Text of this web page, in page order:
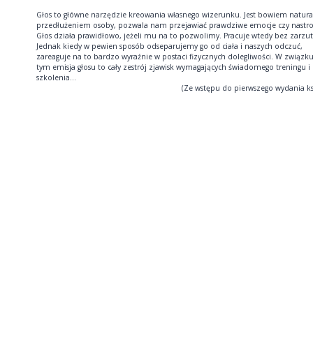
Głos to główne narzędzie kreowania własnego wizerunku. Jest bowiem
przedłużeniem osoby, pozwala nam przejawiać prawdziwe emocje czy
Głos działa prawidłowo, jeżeli mu na to pozwolimy. Pracuje wtedy bez
Jednak kiedy w pewien sposób odseparujemy go od ciała i naszych odczuć,
zareaguje na to bardzo wyraźnie w postaci fizycznych dolegliwości. W
tym emisja głosu to cały zestrój zjawisk wymagających świadomego treningu i
szkolenia...
(Ze wstępu do pierwszego wydania